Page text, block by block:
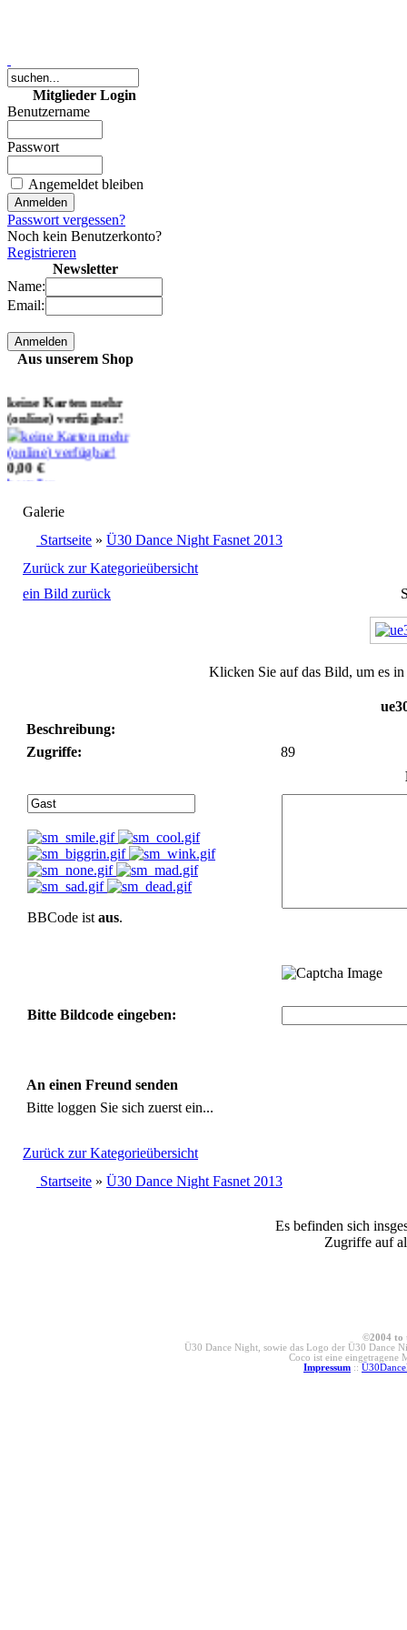
Mitglieder Login
Benutzername
Passwort
Angemeldet bleiben
Passwort vergessen?
Noch kein Benutzerkonto?
Registrieren
Newsletter
Name:
Email:
Aus unserem Shop
(JPG-Datei)
3,50 €
bestellen
10 MP Digitales Foto
(JPG-Datei)
bestellen
(online) verfügbar!
0,00 €
bestellen
5 MP Digitales Foto
(JPG-Datei)
5,50 €
bestellen
Galerie
Startseite » Ü30 Dance Night Fasnet 2013
Zurück zur Kategorieübersicht
ein Bild zurück
Klicken Sie auf das Bild, um es
Beschreibung:
Zugriffe:
89
BBCode istaus.
Bitte Bildcode eingeben:
An einen Freund senden
Bitte loggen Sie sich zuerst ein...
Zurück zur Kategorieübersicht
Startseite » Ü30 Dance Night Fasnet 2013
Es befinden sich
Zugriffe auf
©2004 to
Ü30 Dance Night, sowie das Logo der Ü30 Dance
Coco ist eine eingetragene
Impressum ::